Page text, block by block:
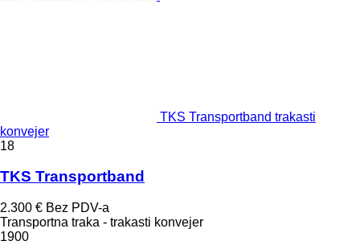
TKS Transportband trakasti
konvejer
18
TKS Transportband
2.300 € Bez PDV-a
Transportna traka - trakasti konvejer
1900